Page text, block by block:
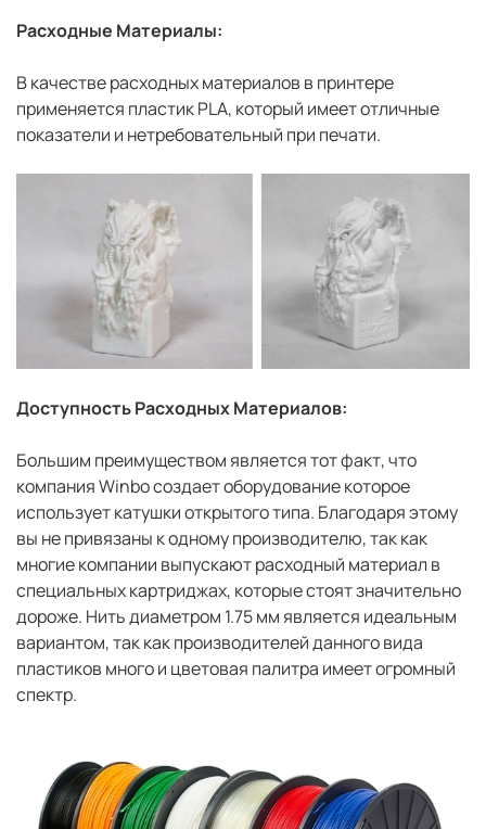
Расходные Материалы:
В качестве расходных материалов в принтере
применяется пластик PLA, который имеет отличные
показатели и нетребовательный при печати.
Доступность Расходных Материалов:
Большим преимуществом является тот факт, что
компания Winbo создает оборудование которое
использует катушки открытого типа. Благодаря этому
вы не привязаны к одному производителю, так как
многие компании выпускают расходный материал в
специальных картриджах, которые стоят значительно
дороже. Нить диаметром 1.75 мм является идеальным
вариантом, так как производителей данного вида
пластиков много и цветовая палитра имеет огромный
спектр.